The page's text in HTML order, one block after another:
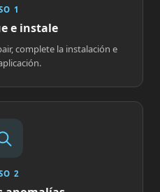
1
e instale
complete la instalación e
2